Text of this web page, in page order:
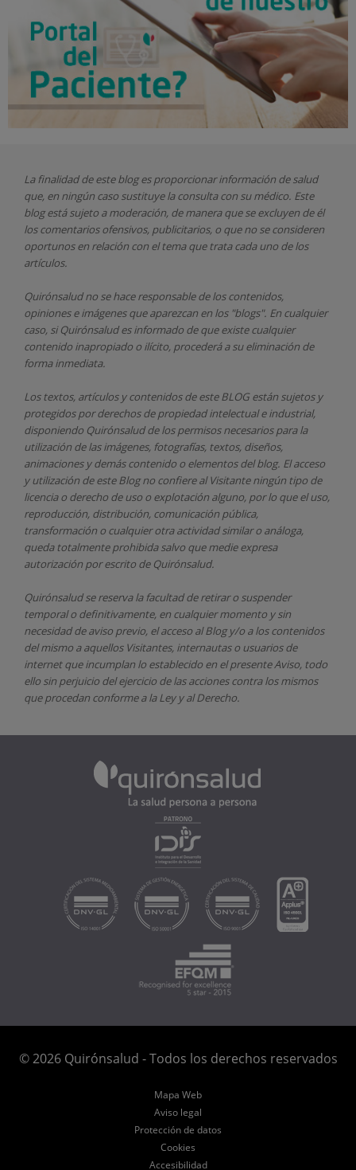
La finalidad de este blog es proporcionar información de salud
que, en ningún caso sustituye la consulta con su médico. Este
blog está sujeto a moderación, de manera que se excluyen de él
los comentarios ofensivos, publicitarios, o que no se consideren
oportunos en relación con el tema que trata cada uno de los
artículos.
Quirónsaludno se hace responsable de los contenidos,
opiniones e imágenes que aparezcan en los "blogs". En cualquier
caso, si Quirónsaludes informado de que existe cualquier
contenido inapropiado o ilícito, procederá a su eliminación de
forma inmediata.
Los textos, artículos y contenidos de este BLOG están sujetos y
protegidos por derechos de propiedad intelectual e industrial,
disponiendo Quirónsaludde los permisos necesarios para la
utilización de las imágenes, fotografías, textos, diseños,
animaciones y demás contenido o elementos del blog. El acceso
y utilización de este Blog no confiere al Visitante ningún tipo de
licencia o derecho de uso o explotación alguno, por lo que el uso,
reproducción, distribución, comunicación pública,
transformación o cualquier otra actividad similar o análoga,
queda totalmente prohibida salvo que medie expresa
autorización por escrito de Quirónsalud.
Quirónsaludse reserva la facultad de retirar o suspender
temporal o definitivamente, en cualquier momento y sin
necesidad de aviso previo, el acceso al Blog y/o a los contenidos
del mismo a aquellos Visitantes, internautas o usuarios de
internet que incumplan lo establecido en el presente Aviso, todo
ello sin perjuicio del ejercicio de las acciones contra los mismos
que procedan conforme a la Ley y al Derecho.
© 2026 Quirónsalud - Todos los derechos reservados
Mapa Web
Aviso legal
Protección de datos
Cookies
Accesibilidad